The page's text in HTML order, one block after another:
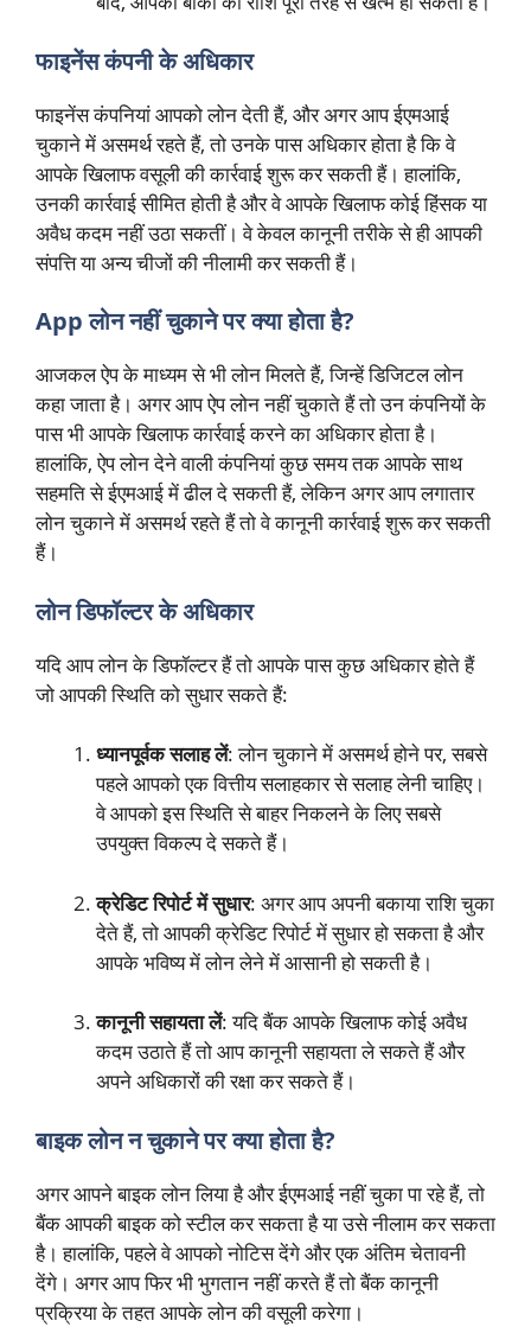
फाइनेंस कंपनी के अधिकार
फाइनेंस कंपनियां आपको लोन देती हैं, और अगर आप ईएमआई
चुकाने में असमर्थ रहते हैं, तो उनके पास अधिकार होता है कि वे
आपके खिलाफ वसूली की कार्रवाई शुरू कर सकती हैं। हालांकि,
उनकी कार्रवाई सीमित होती है और वे आपके खिलाफ कोई हिंसक या
अवैध कदम नहीं उठा सकतीं। वे केवल कानूनी तरीके से ही आपकी
संपत्ति या अन्य चीजों की नीलामी कर सकती हैं।
App लोन नहीं चुकाने पर क्या होता है?
आजकल ऐप के माध्यम से भी लोन मिलते हैं, जिन्हें डिजिटल लोन
कहा जाता है। अगर आप ऐप लोन नहीं चुकाते हैं तो उन कंपनियों के
पास भी आपके खिलाफ कार्रवाई करने का अधिकार होता है।
हालांकि, ऐप लोन देने वाली कंपनियां कुछ समय तक आपके साथ
सहमति से ईएमआई में ढील दे सकती हैं, लेकिन अगर आप लगातार
लोन चुकाने में असमर्थ रहते हैं तो वे कानूनी कार्रवाई शुरू कर सकती
हैं।
लोन डिफॉल्टर के अधिकार
यदि आप लोन के डिफॉल्टर हैं तो आपके पास कुछ अधिकार होते हैं
जो आपकी स्थिति को सुधार सकते हैं:
ध्यानपूर्वक सलाह लें: लोन चुकाने में असमर्थ होने पर, सबसे
पहले आपको एक वित्तीय सलाहकार से सलाह लेनी चाहिए।
वे आपको इस स्थिति से बाहर निकलने के लिए सबसे
उपयुक्त विकल्प दे सकते हैं।
क्रेडिट रिपोर्ट में सुधार: अगर आप अपनी बकाया राशि चुका
देते हैं, तो आपकी क्रेडिट रिपोर्ट में सुधार हो सकता है और
आपके भविष्य में लोन लेने में आसानी हो सकती है।
कानूनी सहायता लें: यदि बैंक आपके खिलाफ कोई अवैध
कदम उठाते हैं तो आप कानूनी सहायता ले सकते हैं और
अपने अधिकारों की रक्षा कर सकते हैं।
बाइक लोन न चुकाने पर क्या होता है?
अगर आपने बाइक लोन लिया है और ईएमआई नहीं चुका पा रहे हैं, तो
बैंक आपकी बाइक को स्टील कर सकता है या उसे नीलाम कर सकता
है। हालांकि, पहले वे आपको नोटिस देंगे और एक अंतिम चेतावनी
देंगे। अगर आप फिर भी भुगतान नहीं करते हैं तो बैंक कानूनी
प्रक्रिया के तहत आपके लोन की वसूली करेगा।